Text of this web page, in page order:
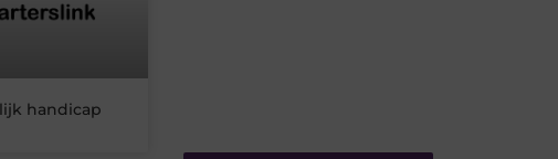
handicap